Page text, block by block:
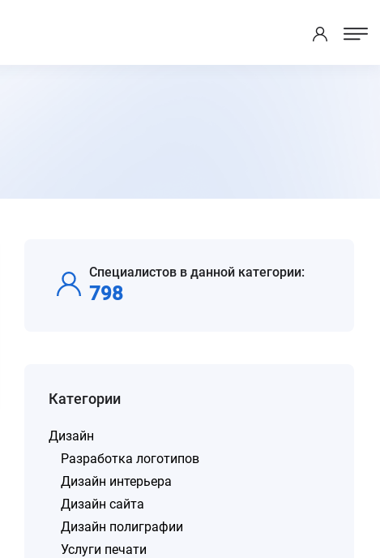
Специалистов в данной категории:
798
Категории
Дизайн
Разработка логотипов
Дизайн интерьера
Дизайн сайта
Дизайн полиграфии
Услуги печати